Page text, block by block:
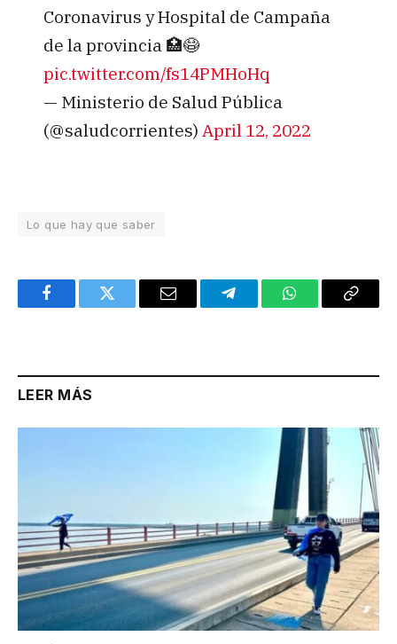
Coronavirus y Hospital de Campaña
de la provincia 🏥😷
pic.twitter.com/fs14PMHoHq
— Ministerio de Salud Pública
(@saludcorrientes) April 12, 2022
Lo que hay que saber
FacebookTwitter Email TelegramWhatsAppCopy
LEER MÁS